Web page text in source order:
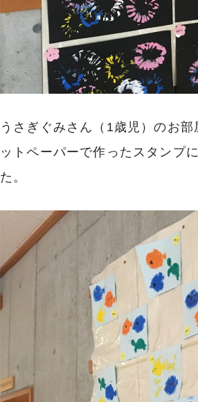
うさぎぐみさん（1歳児）のお
ットペーパーで作ったスタンプ
た。